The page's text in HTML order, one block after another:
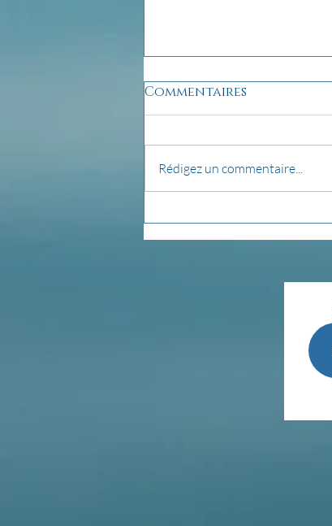
pensée du jour...
Commentaires
Rédigez un commentaire...